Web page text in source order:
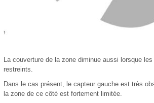
La couverture de la zone diminue aussi lorsque
restreints.
Dans le cas présent, le capteur gauche est très
la zone de ce côté est fortement limitée.